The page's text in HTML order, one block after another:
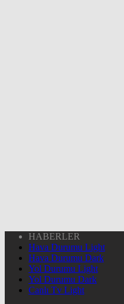
HABERLER
Hava Durumu Light
Hava Durumu Dark
Yol Durumu Light
Yol Durumu Dark
Canlı Tv Light